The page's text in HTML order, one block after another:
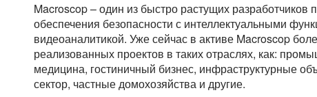
Macroscop – один из быстро растущих
обеспечения безопасности с интеллектуальными
видеоаналитикой. Уже сейчас в активе Macroscop
реализованных проектов в таких отраслях, как:
медицина, гостиничный бизнес, инфраструктурные
сектор, частные домохозяйства и другие.